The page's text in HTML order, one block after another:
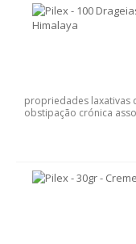
PRISÃO DE
SUBSTITUTO DE
PLANOS DE
propriedades laxativas
obstipação crónica